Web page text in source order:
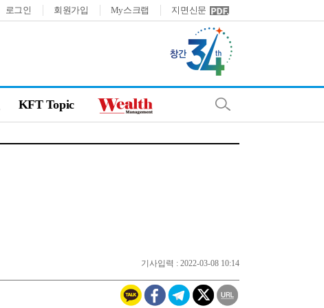
로그인 회원가입 My스크랩 지면신문
KFT Topic
기사입력 : 2022-03-08 10:14